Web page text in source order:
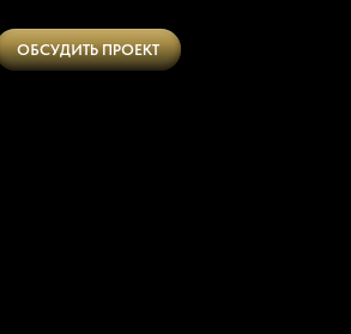
ОБСУДИТЬ ПРОЕКТ